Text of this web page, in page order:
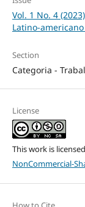
Vol. 1 No. 4
Latino-
Section
Categoria -
License
This work is
NonCommercial-